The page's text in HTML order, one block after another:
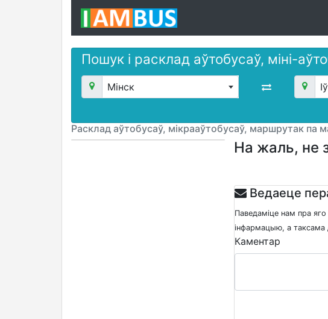
Пошук і расклад аўтобусаў, міні-
Мінск
Расклад аўтобусаў, мікрааўтобусаў, маршрутак па
На жаль, не
Ведаеце
Паведаміце нам пра
інфармацыю, а таксама
Каментар